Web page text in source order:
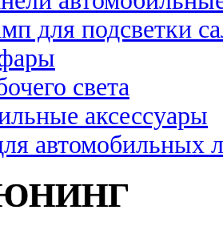
для подсветки
света
аксессуары
автомобильных